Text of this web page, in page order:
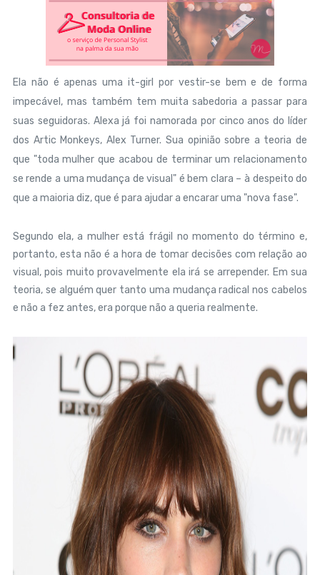
Ela não é apenas uma it-girl por vestir-se bem e de forma
impecável, mas também tem muita sabedoria a passar para
suas seguidoras. Alexa já foi namorada por cinco anos do líder
dos Artic Monkeys, Alex Turner. Sua opinião sobre a teoria de
que "toda mulher que acabou de terminar um relacionamento
se rende a uma mudança de visual" é bem clara – à despeito do
que a maioria diz, que é para ajudar a encarar uma "nova fase".
Segundo ela, a mulher está frágil no momento do término e,
portanto, esta não é a hora de tomar decisões com relação ao
visual, pois muito provavelmente ela irá se arrepender. Em sua
teoria, se alguém quer tanto uma mudança radical nos cabelos
e não a fez antes, era porque não a queria realmente.